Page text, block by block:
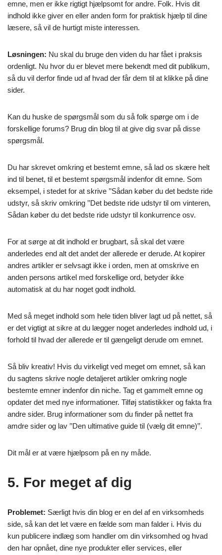
emne, men er ikke rigtigt hjælpsomt for andre. Folk. Hvis dit
indhold ikke giver en eller anden form for praktisk hjælp til dine
læsere, så vil de hurtigt miste interessen.
Løsningen: Nu skal du bruge den viden du har fået i praksis
ordenligt. Nu hvor du er blevet mere bekendt med dit publikum,
så du vil derfor finde ud af hvad der får dem til at klikke på dine
sider.
Kan du huske de spørgsmål som du så folk spørge om i de
forskellige forums? Brug din blog til at give dig svar på disse
spørgsmål.
Du har skrevet omkring et bestemt emne, så lad os skære helt
ind til benet, til et bestemt spørgsmål indenfor dit emne. Som
eksempel, i stedet for at skrive ’’Sådan køber du det bedste ride
udstyr, så skriv omkring ’’Det bedste ride udstyr til om vinteren,
Sådan køber du det bedste ride udstyr til konkurrence osv.
For at sørge at dit indhold er brugbart, så skal det være
anderledes end alt det andet der allerede er derude. At kopirer
andres artikler er selvsagt ikke i orden, men at omskrive en
anden persons artikel med forskellige ord, betyder ikke
automatisk at du har noget godt indhold.
Med så meget indhold som hele tiden bliver lagt ud på nettet, så
er det vigtigt at sikre at du lægger noget anderledes indhold ud, i
forhold til hvad der allerede er til gængeligt derude om emnet.
Så bliv kreativ! Hvis du virkeligt ved meget om emnet, så kan
du sagtens skrive nogle detaljeret artikler omkring nogle
bestemte emner indenfor din niche. Tag et gammelt emne og
opdater det med nye informationer. Tilføj statistikker og fakta fra
andre sider. Brug informationer som du finder på nettet fra
amdre sider og lav ’’Den ultimative guide til (vælg dit emne)’’.
Dit mål er at være hjælpsom på en ny måde.
5. For meget af dig
Problemet: Særligt hvis din blog er en del af en virksomheds
side, så kan det let være en fælde som man falder i. Hvis du
kun publicere indlæg som handler om din virksomhed og hvad
den har opnået, dine nye produkter eller services, eller